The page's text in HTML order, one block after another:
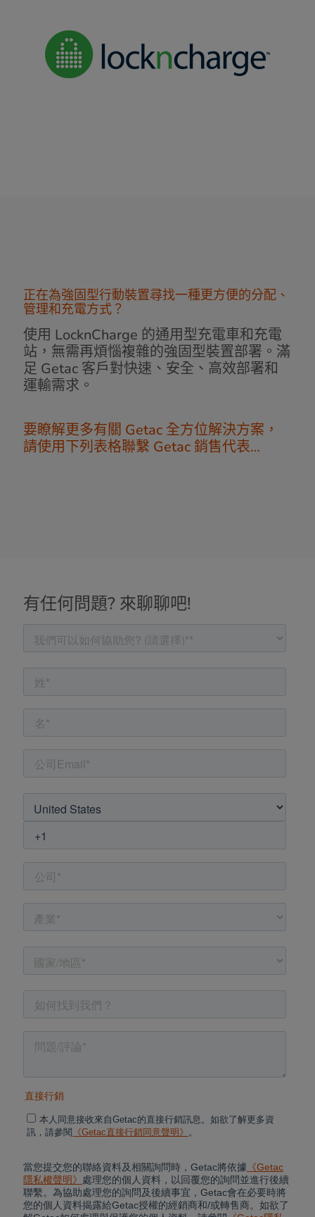
正在為強固型行動裝置尋找一種更方便的分配、
管理和充電方式？
使用 LocknCharge 的通用型充電車和充電
站，無需再煩惱複雜的強固型裝置部署。滿
足 Getac 客戶對快速、安全、高效部署和
運輸需求。
要瞭解更多有關 Getac 全方位解決方案，
請使用下列表格聯繫 Getac 銷售代表…
有任何問題? 來聊聊吧!